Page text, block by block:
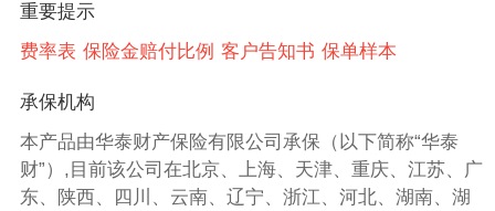
重要提示
费率表 保险金赔付比例 客户告知书 保单样本
承保机构
本产品由华泰财产保险有限公司承保（以下简称“华泰
财”）,目前该公司在北京、上海、天津、重庆、江苏、广
东、陕西、四川、云南、辽宁、浙江、河北、湖南、湖